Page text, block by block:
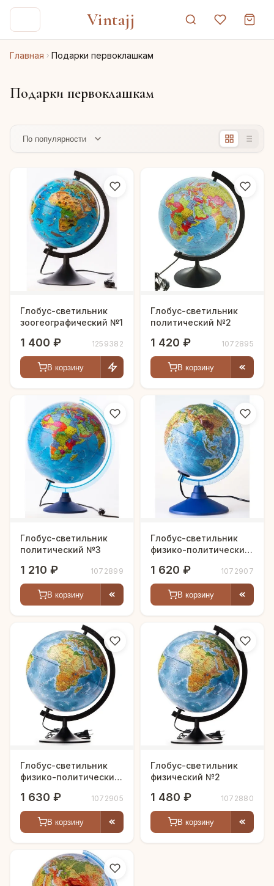
Vintajj
Главная Подарки первоклашкам
Подарки первоклашкам
Глобус-светильник
зоогеографический №1
1 400 ₽ 1259382
В корзину
Глобус-светильник
политический №2
1 420 ₽ 1072895
В корзину
Глобус-светильник
политический №3
1 210 ₽ 1072899
В корзину
Глобус-светильник
физико-политический
1 620 ₽ 1072907
В корзину
Глобус-светильник
физико-политический
1 630 ₽ 1072905
В корзину
Глобус-светильник
физический №2
1 480 ₽ 1072880
В корзину